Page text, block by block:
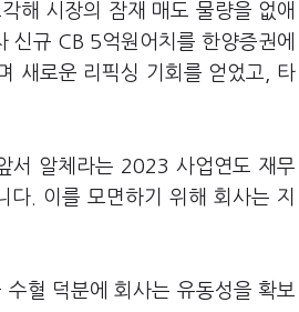
해 시장의 잠재 매도 물량을 없애
신규 CB 5억원어치를 한양증권에
새로운 리픽싱 기회를 얻었고, 타
서 알체라는 2023 사업연도 재무
. 이를 모면하기 위해 회사는 지
혈 덕분에 회사는 유동성을 확보